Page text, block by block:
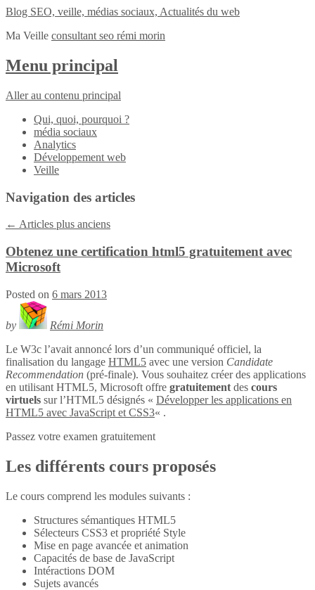
Blog SEO, veille, médias sociaux, Actualités du web
Ma Veille consultant seo rémi morin
Menu principal
Aller au contenu principal
Qui, quoi, pourquoi ?
média sociaux
Analytics
Développement web
Veille
Navigation des articles
← Articles plus anciens
Obtenez une certification html5 gratuitement avec
Microsoft
Posted on 6 mars 2013
by
Rémi Morin
Le W3c l’avait annoncé lors d’un communiqué officiel, la
finalisation du langage HTML5 avec une version Candidate
Recommendation (pré-finale). Vous souhaitez créer des applications
en utilisant HTML5, Microsoft offre gratuitement des cours
virtuels sur l’HTML5 désignés « Développer les applications en
HTML5 avec JavaScript et CSS3« .
Passez votre examen gratuitement
Les différents cours proposés
Le cours comprend les modules suivants :
Structures sémantiques HTML5
Sélecteurs CSS3 et propriété Style
Mise en page avancée et animation
Capacités de base de JavaScript
Intéractions DOM
Sujets avancés